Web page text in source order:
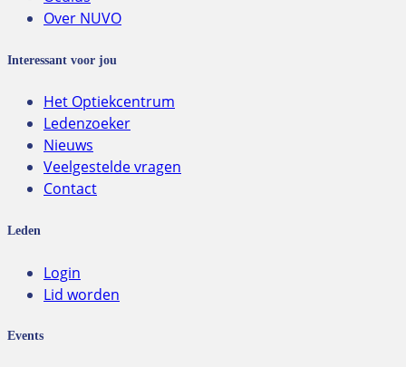
Over NUVO
Interessant voor jou
Het Optiekcentrum
Ledenzoeker
Nieuws
Veelgestelde vragen
Contact
Leden
Login
Lid worden
Events